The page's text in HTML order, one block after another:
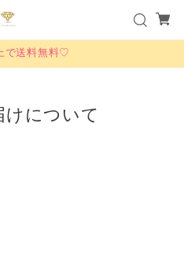
で送料無料♡
けについて